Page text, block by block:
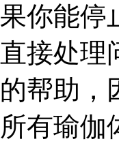
果你能停
直接处理
的帮助，
所有瑜伽